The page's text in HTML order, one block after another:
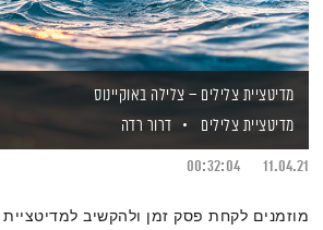
מדיטציית צלילים – צלילה באוקיינוס
מדיטציית צלילים
דרור רדה
11.04.21
00:32:04
מוזמנים לקחת פסק זמן ולהקשיב